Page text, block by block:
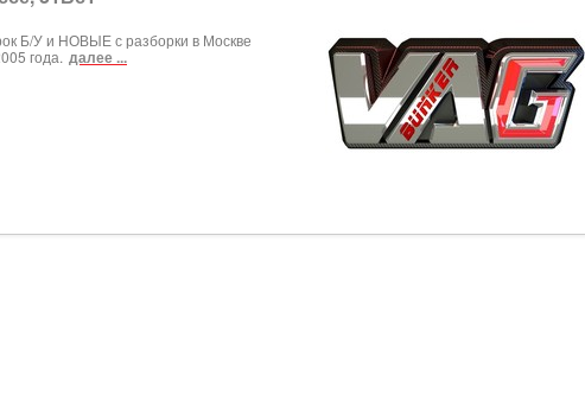
Б/У и НОВЫЕ с разборки в Москве
года. далее ...